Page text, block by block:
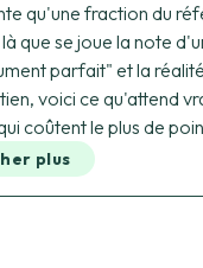
qu'une fraction du
que se joue la note
parfait" et la
voici ce qu'attend
coûtent le plus de
plus